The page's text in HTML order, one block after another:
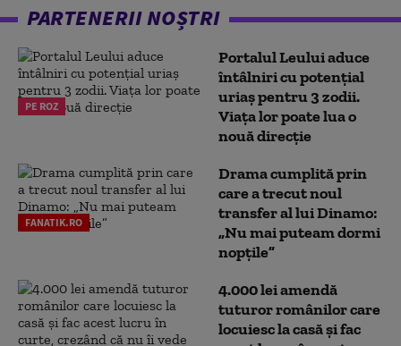
PARTENERII NOȘTRI
PE ROZ
Portalul Leului aduce
întâlniri cu potențial
uriaș pentru 3 zodii.
Viața lor poate lua o
nouă direcție
FANATIK.RO
Drama cumplită prin
care a trecut noul
transfer al lui Dinamo:
„Nu mai puteam dormi
nopțile”
4.000 lei amendă
tuturor românilor care
locuiesc la casă și fac